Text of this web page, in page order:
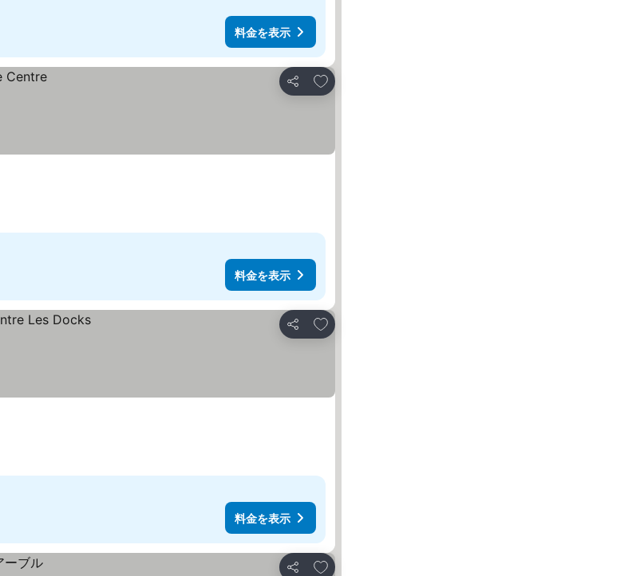
料金を表示
シェア
お気に入りに追加
料金を表示
シェア
お気に入りに追加
料金を表示
お気に入りに追加